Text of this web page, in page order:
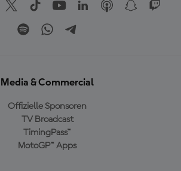
Media & Commercial
Offizielle Sponsoren
TV Broadcast
TimingPass™
MotoGP™ Apps